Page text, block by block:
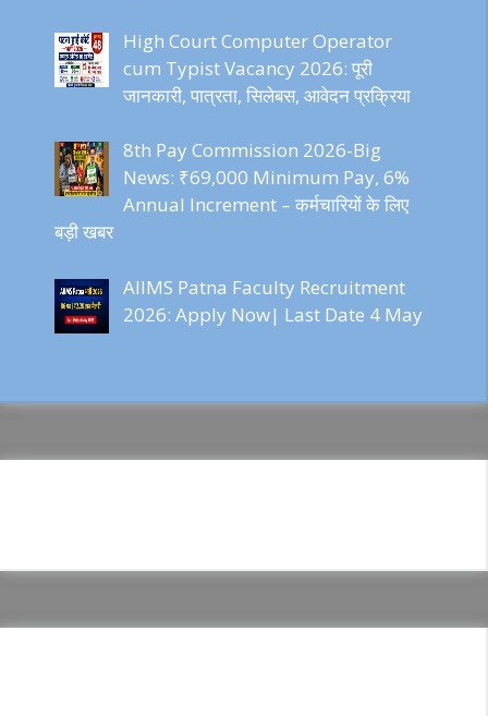
High Court Computer Operator
cum Typist Vacancy 2026: पूरी
जानकारी, पात्रता, सिलेबस, आवेदन प्रक्रिया
8th Pay Commission 2026-Big
News: ₹69,000 Minimum Pay, 6%
Annual Increment – कर्मचारियों के लिए
बड़ी खबर
AIIMS Patna Faculty Recruitment
2026: Apply Now| Last Date 4 May